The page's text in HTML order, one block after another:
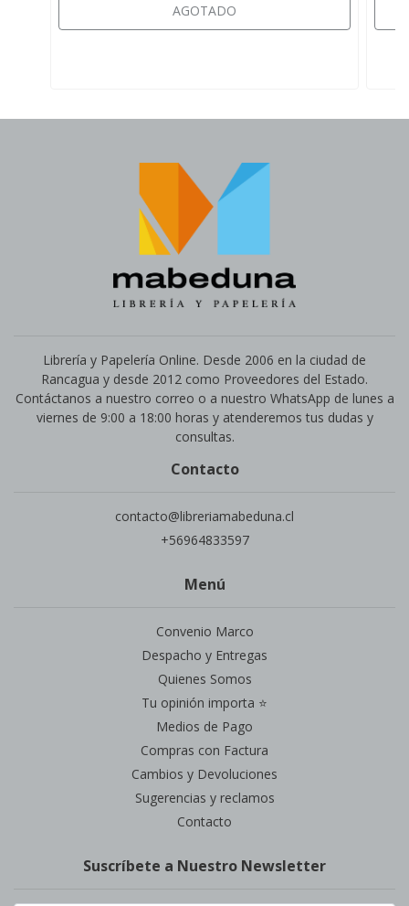
AGOTADO
Librería y Papelería Online. Desde 2006 en la ciudad de
Rancagua y desde 2012 como Proveedores del Estado.
Contáctanos a nuestro correo o a nuestro WhatsApp de lunes a
viernes de 9:00 a 18:00 horas y atenderemos tus dudas y
consultas.
Contacto
contacto@libreriamabeduna.cl
+56964833597
Menú
Convenio Marco
Despacho y Entregas
Quienes Somos
Tu opinión importa ⭐
Medios de Pago
Compras con Factura
Cambios y Devoluciones
Sugerencias y reclamos
Contacto
Suscríbete a Nuestro Newsletter